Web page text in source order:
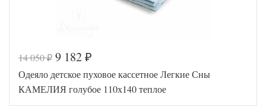
14 050₽ 9 182 ₽
Одеяло детское пуховое кассетное Легкие Сны
КАМЕЛИЯ голубое 110х140 теплое